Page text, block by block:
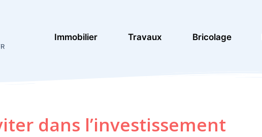
Immobilier Travaux Bricolage
dans l’investissement